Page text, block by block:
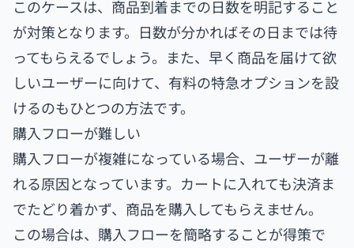
このケースは、商品到着までの日数を明記すること
が対策となります。日数が分かればその日までは待
ってもらえるでしょう。また、早く商品を届けて欲
しいユーザーに向けて、有料の特急オプションを設
けるのもひとつの方法です。
購入フローが難しい
購入フローが複雑になっている場合、ユーザーが離
れる原因となっています。カートに入れても決済ま
でたどり着かず、商品を購入してもらえません。
この場合は、購入フローを簡略することが得策で